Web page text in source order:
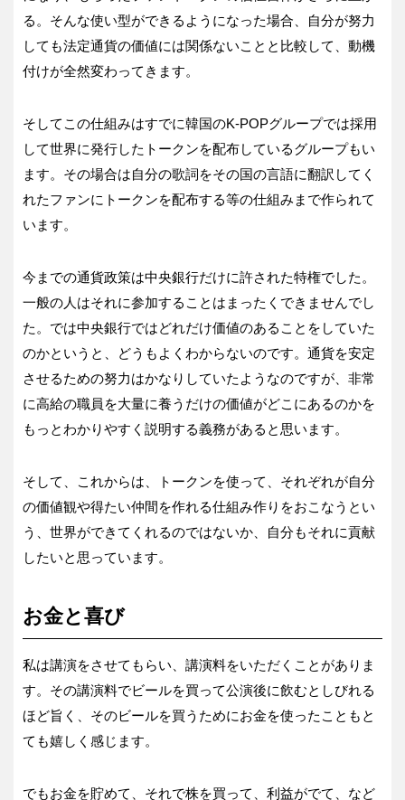
る。そんな使い型ができるようになった場合、自分が努力
しても法定通貨の価値には関係ないことと比較して、動機
付けが全然変わってきます。
そしてこの仕組みはすでに韓国のK-POPグループでは採用
して世界に発行したトークンを配布しているグループもい
ます。その場合は自分の歌詞をその国の言語に翻訳してく
れたファンにトークンを配布する等の仕組みまで作られて
います。
今までの通貨政策は中央銀行だけに許された特権でした。
一般の人はそれに参加することはまったくできませんでし
た。では中央銀行ではどれだけ価値のあることをしていた
のかというと、どうもよくわからないのです。通貨を安定
させるための努力はかなりしていたようなのですが、非常
に高給の職員を大量に養うだけの価値がどこにあるのかを
もっとわかりやすく説明する義務があると思います。
そして、これからは、トークンを使って、それぞれが自分
の価値観や得たい仲間を作れる仕組み作りをおこなうとい
う、世界ができてくれるのではないか、自分もそれに貢献
したいと思っています。
お金と喜び
私は講演をさせてもらい、講演料をいただくことがありま
す。その講演料でビールを買って公演後に飲むとしびれる
ほど旨く、そのビールを買うためにお金を使ったこともと
ても嬉しく感じます。
でもお金を貯めて、それで株を買って、利益がでて、など